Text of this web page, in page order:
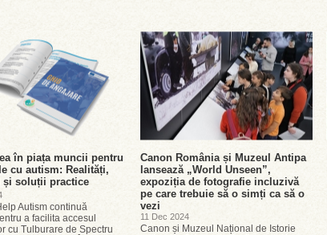
în piața muncii pentru
cu autism: Realități,
și soluții practice
Autism continuă
a facilita accesul
cu Tulburare de Spectru
Canon România și Muzeul Antipa
lansează „World Unseen”,
expoziția de fotografie incluzivă
pe care trebuie să o simți ca să o
vezi
11 Dec 2024
Canon și Muzeul Național de Istorie